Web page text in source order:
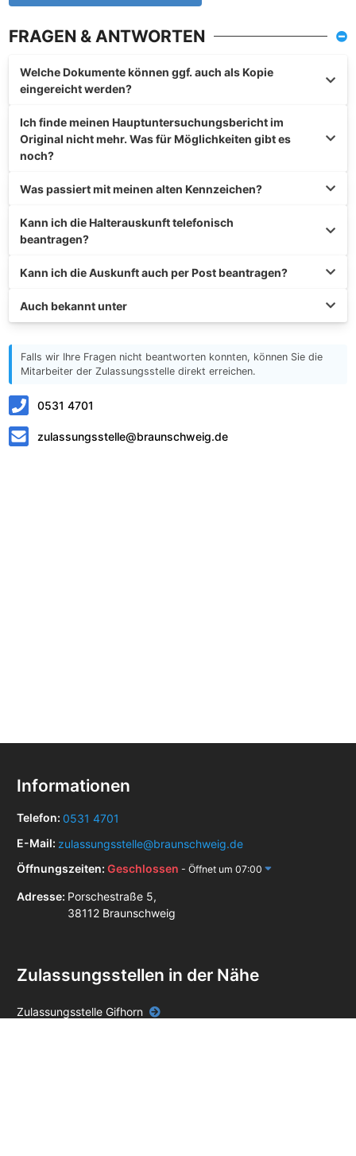
FRAGEN & ANTWORTEN
Welche Dokumente können ggf. auch als Kopie
eingereicht werden?
Ich finde meinen Hauptuntersuchungsbericht im
Original nicht mehr. Was für Möglichkeiten gibt es
noch?
Was passiert mit meinen alten Kennzeichen?
Kann ich die Halterauskunft telefonisch
beantragen?
Kann ich die Auskunft auch per Post beantragen?
Auch bekannt unter
Falls wir Ihre Fragen nicht beantworten konnten, können Sie die
Mitarbeiter der Zulassungsstelle direkt erreichen.
0531 4701
zulassungsstelle@braunschweig.de
Informationen
Telefon: 0531 4701
E-Mail: zulassungsstelle@braunschweig.de
Öffnungszeiten: Geschlossen - Öffnet um 07:00
Adresse: Porschestraße 5,
38112 Braunschweig
Zulassungsstellen in der Nähe
Zulassungsstelle Gifhorn